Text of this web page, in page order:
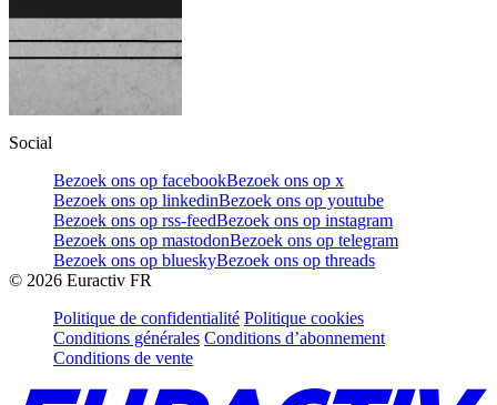
Social
Bezoek ons op facebookBezoek ons op x
Bezoek ons op linkedinBezoek ons op youtube
Bezoek ons op rss-feedBezoek ons op instagram
Bezoek ons op mastodonBezoek ons op telegram
Bezoek ons op blueskyBezoek ons op threads
© 2026 Euractiv FR
Politique de confidentialité Politique cookies
Conditions générales Conditions d’abonnement
Conditions de vente